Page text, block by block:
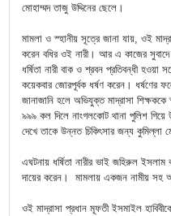
মোহাম্মদ তাজু উদ্দিনের ছেলে।
মামলা ও স্হানীয় সূত্রে জানা যায়, ওই
করেন বধির ওই নারী। আর এ কাজের সুবাদে
ধর্ষিতা নারী বাক ও শ্রবন প্রতিবন্ধী হওয়া
কয়েকবার জোরপূর্বক ধর্ষণ করেন। ধর্ষণের
জানাজানি হলে অভিযুক্ত মাদ্রাসা
৯৯৯ কল দিলে নাংগলকোট থানা পুলিশ
দেখে তাকে উন্নত চিকিৎসার জন্য কুমিল্লা
এঘটনায় ধর্ষিতা নারীর ভাই জহিরুল ইসলাম
দায়ের করেন। মামলায় একজন নামীয় সহ
ওই মাদ্রাসা প্রধান মূফতী ইসমাইল